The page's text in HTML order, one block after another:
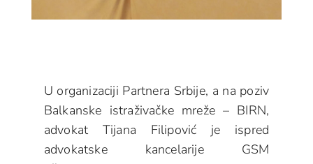
U organizaciji Partnera Srbije, a na poziv
Balkanske istraživačke mreže – BIRN,
advokat Tijana Filipović je ispred
advokatske kancelarije GSM